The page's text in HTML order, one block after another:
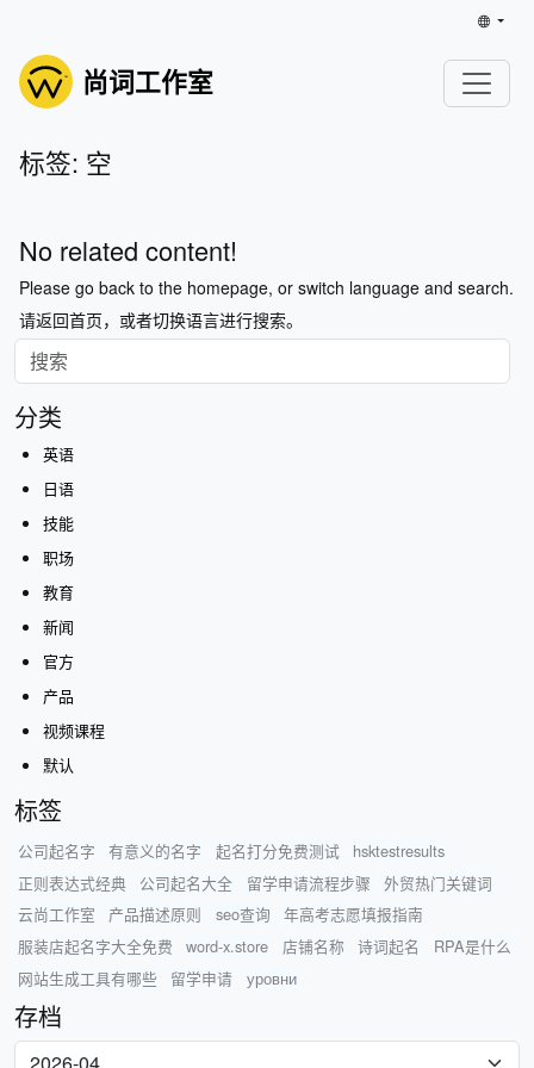
尚词工作室
标签: 空
No related content!
Please go back to the homepage, or switch language and search.
请返回首页，或者切换语言进行搜索。
分类
英语
日语
技能
职场
教育
新闻
官方
产品
视频课程
默认
标签
公司起名字 有意义的名字 起名打分免费测试
hsktestresults
正则表达式经典
公司起名大全 留学申请流程步骤
外贸热门关键词
云尚工作室
产品描述原则 seo查询
年高考志愿填报指南
服装店起名字大全免费
word-x.store 店铺名称 诗词起名
RPA是什么
网站生成工具有哪些
留学申请 уровни
存档